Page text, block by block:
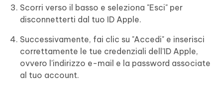
Scorri verso il basso e seleziona "Esci" per
disconnetterti dal tuo ID Apple.
Successivamente, fai clic su "Accedi" e inserisci
correttamente le tue credenziali dell'ID Apple,
ovvero l'indirizzo e-mail e la password associate
al tuo account.